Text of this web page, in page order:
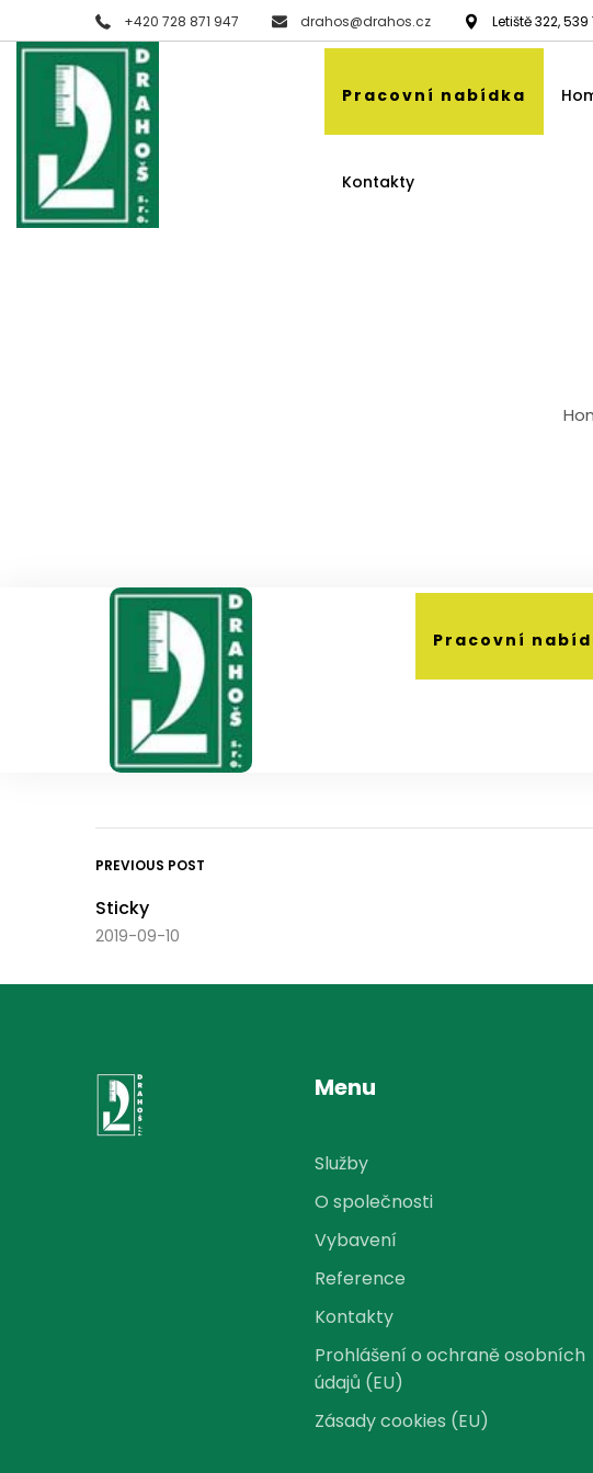
+420 728 871 947 drahos@drahos.cz Letiště 322,
Pracovní nabídka
Kontakty
Pracovní
PREVIOUS POST
Sticky
2019-09-10
Menu
Služby
O společnosti
Vybavení
Reference
Kontakty
Prohlášení o ochraně osobních
údajů (EU)
Zásady cookies (EU)